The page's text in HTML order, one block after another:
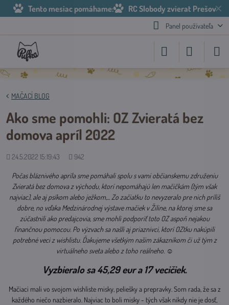
✕
Tento mesiac pomáhame: RC Slobody zvierat Prešov
Panel používateľa
MAČACÍ BLOG
Ako sme pomohli: OZ Zvieratá bez
domova apríl 2022
Pridané
24.5.2022 15:19:43
Počet
942
Počas bláznivého apríla sme pomáhali spolu s vami občianskemu združeniu
Zvieratá bez domova z východu, ktorí nepomáhajú len mačičkám (tým však
najviac), ale aj psíkom alebo ježkom,... Zo začiatku to nevyzeralo pre nich príliš
dobre, no vďaka Medzinárodnej výstave mačiek v Žiline, na ktorej sme sa
zúčastnili ako predajcovia, sme mohli podporiť toto OZ aspoň nejakou
finančnou pomocou. Po výzvach sa našli aj priaznivci, ktorí OZtku nakúpili
potrebné veci z wishlistu. Ďakujeme všetkým našim zákazníkom či už tým z
virtuálneho sveta alebo z toho reálneho. ☺
Vyzbieralo sa 45,29 eur a 17 vecičiek.
Mačiaci mali vo svojom wishliste misky, peliešky a prepravky. Som rada, že sa z
každého niečo nazbieralo. Najviac to boli misky - tých však nikdy nie je dosť,